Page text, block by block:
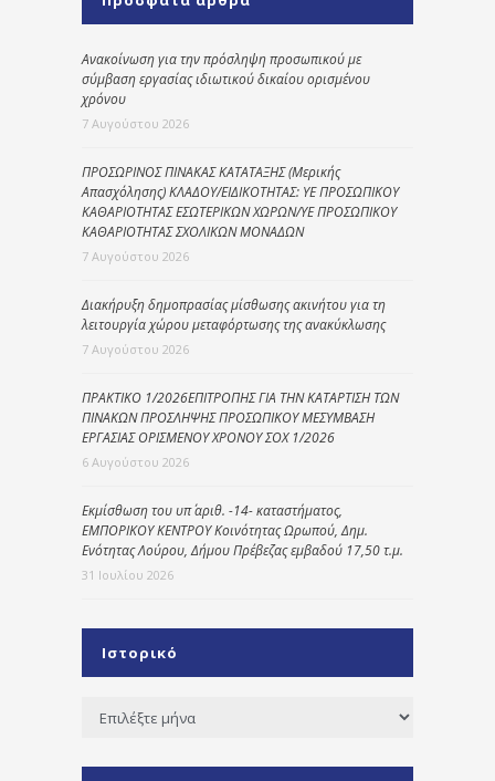
Ανακοίνωση για την πρόσληψη προσωπικού με
σύμβαση εργασίας ιδιωτικού δικαίου ορισμένου
χρόνου
7 Αυγούστου 2026
ΠΡΟΣΩΡΙΝΟΣ ΠΙΝΑΚΑΣ ΚΑΤΑΤΑΞΗΣ (Μερικής
Απασχόλησης) ΚΛΑΔΟΥ/ΕΙΔΙΚΟΤΗΤΑΣ: ΥΕ ΠΡΟΣΩΠΙΚΟΥ
ΚΑΘΑΡΙΟΤΗΤΑΣ ΕΣΩΤΕΡΙΚΩΝ ΧΩΡΩΝ/ΥΕ ΠΡΟΣΩΠΙΚΟΥ
ΚΑΘΑΡΙΟΤΗΤΑΣ ΣΧΟΛΙΚΩΝ ΜΟΝΑΔΩΝ
7 Αυγούστου 2026
Διακήρυξη δημοπρασίας μίσθωσης ακινήτου για τη
λειτουργία χώρου μεταφόρτωσης της ανακύκλωσης
7 Αυγούστου 2026
ΠΡΑΚΤΙΚΟ 1/2026ΕΠΙΤΡΟΠΗΣ ΓΙΑ ΤΗΝ ΚΑΤΑΡΤΙΣΗ ΤΩΝ
ΠΙΝΑΚΩΝ ΠΡΟΣΛΗΨΗΣ ΠΡΟΣΩΠΙΚΟΥ ΜΕΣΥΜΒΑΣΗ
ΕΡΓΑΣΙΑΣ ΟΡΙΣΜΕΝΟΥ ΧΡΟΝΟΥ ΣΟΧ 1/2026
6 Αυγούστου 2026
Εκμίσθωση του υπ΄ αριθ. -14- καταστήματος,
ΕΜΠΟΡΙΚΟΥ ΚΕΝΤΡΟΥ Κοινότητας Ωρωπού, Δημ.
Ενότητας Λούρου, Δήμου Πρέβεζας εμβαδού 17,50 τ.μ.
31 Ιουλίου 2026
Ιστορικό
Ιστορικό